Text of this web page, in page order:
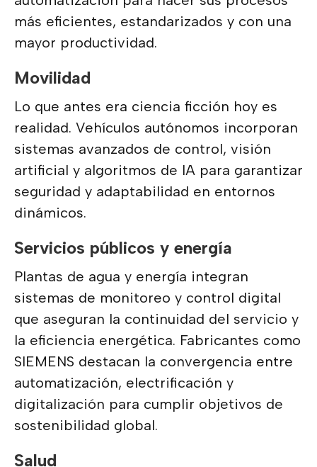
más eficientes, estandarizados y con una
mayor productividad.
Movilidad
Lo que antes era ciencia ficción hoy es
realidad. Vehículos autónomos incorporan
sistemas avanzados de control, visión
artificial y algoritmos de IA para garantizar
seguridad y adaptabilidad en entornos
dinámicos.
Servicios públicos y energía
Plantas de agua y energía integran
sistemas de monitoreo y control digital
que aseguran la continuidad del servicio y
la eficiencia energética. Fabricantes como
SIEMENS destacan la convergencia entre
automatización, electrificación y
digitalización para cumplir objetivos de
sostenibilidad global.
Salud